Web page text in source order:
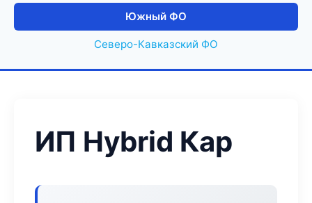
Южный ФО
Северо-Кавказский ФО
ИП Hybrid Кар